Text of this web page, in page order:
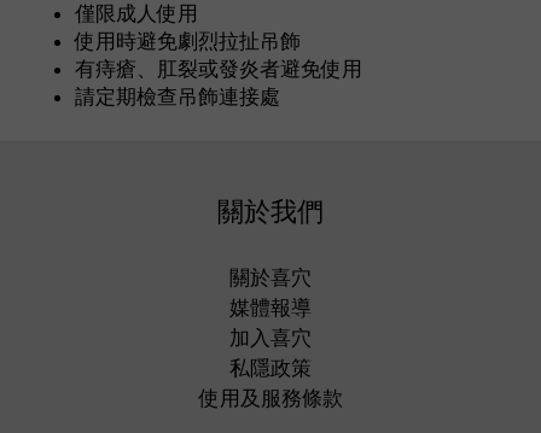
僅限成人使用
使用時避免劇烈拉扯吊飾
有痔瘡、肛裂或發炎者避免使用
請定期檢查吊飾連接處
關於我們
關於喜穴
媒體報導
加入喜穴
私隱政策
使用及服務條款